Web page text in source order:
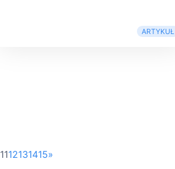
ARTYKUŁ
1112131415»